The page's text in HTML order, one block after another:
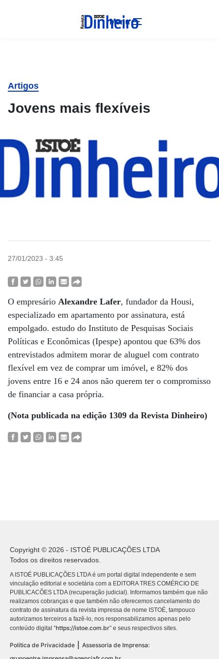
Menu
Artigos
Jovens mais flexíveis
27/01/2023 - 3:45
O empresário Alexandre Lafer, fundador da Housi,
especializado em apartamento por assinatura, está
empolgado. estudo do Instituto de Pesquisas Sociais
Políticas e Econômicas (Ipespe) apontou que 63% dos
entrevistados admitem morar de aluguel com contrato
flexível em vez de comprar um imóvel, e 82% dos
jovens entre 16 e 24 anos não querem ter o compromisso
de financiar a casa própria.
(Nota publicada na edição 1309 da Revista Dinheiro)
Copyright © 2026 - ISTOÉ PUBLICAÇÕES LTDA
Todos os direitos reservados.
A ISTOÉ PUBLICAÇÕES LTDA é um portal digital independente e sem
vinculação editorial e societária com a EDITORA TRES COMÉRCIO DE
PUBLICACÕES LTDA (recuperação judicial). Informamos também que não
realizamos cobranças e que também não oferecemos cancelamento do
contrato de assinatura da revista impressa de nome ISTOÉ, tampouco
autorizamos terceiros a fazê-lo, nos responsabilizamos apenas pelo
conteúdo digital “https://istoe.com.br” e seus respectivos sites.
Política de Privacidade
Assessoria de Imprensa: